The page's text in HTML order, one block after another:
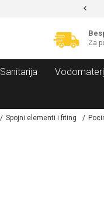
Za
Sanitarija
Spojni elementi i fiting